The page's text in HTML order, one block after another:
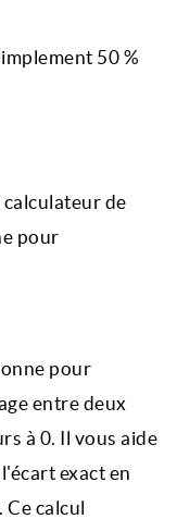
50 %
de
pour
pour
entre deux
à 0. Il vous aide
exact en
calcul